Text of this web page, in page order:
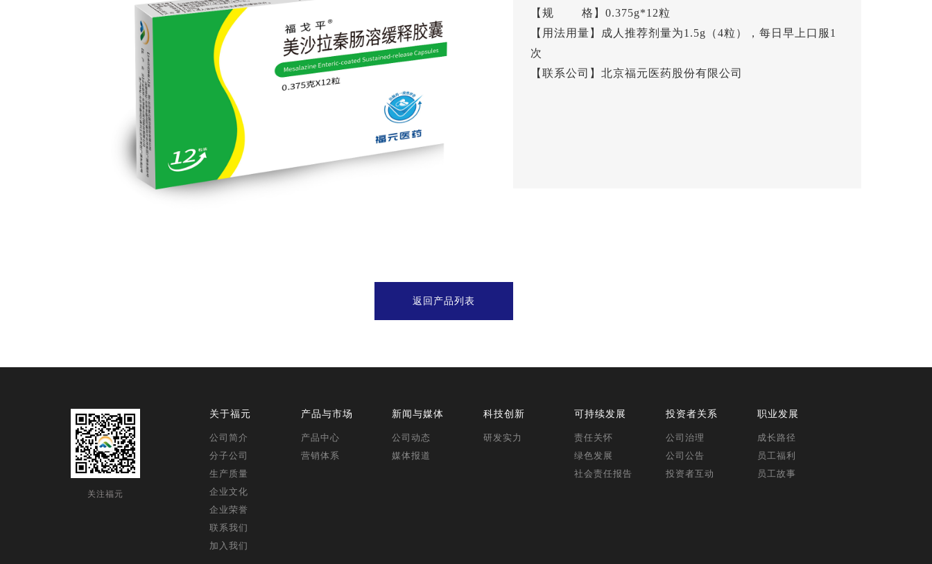
返回产品列表
【规 格】0.375g*12粒
【用法用量】成人推荐剂量为1.5g（4粒），每日早上口服1
次
【联系公司】北京福元医药股份有限公司
关注福元
关于福元
公司简介
分子公司
生产质量
企业文化
企业荣誉
联系我们
加入我们
产品与市场
产品中心
营销体系
新闻与媒体
公司动态
媒体报道
科技创新
研发实力
可持续发展
责任关怀
绿色发展
社会责任报告
投资者关系
公司治理
公司公告
投资者互动
职业发展
成长路径
员工福利
员工故事